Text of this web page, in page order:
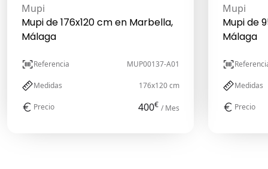
Mupi
Mupi de 176x120 cm en Marbella,
Málaga
Referencia MUP00137-A01
Medidas 176x120 cm
Precio 400€ / Mes
Mupi
Mupi de
Málaga
Medidas
Precio